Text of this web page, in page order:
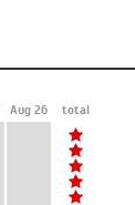
Aug 26 total